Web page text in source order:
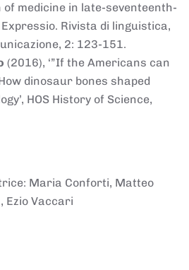
medicine in late-seventeenth-
Rivista di linguistica,
2: 123-151.
(2016), ‘”If the Americans can
dinosaur bones shaped
HOS History of Science,
Maria Conforti, Matteo
Ezio Vaccari